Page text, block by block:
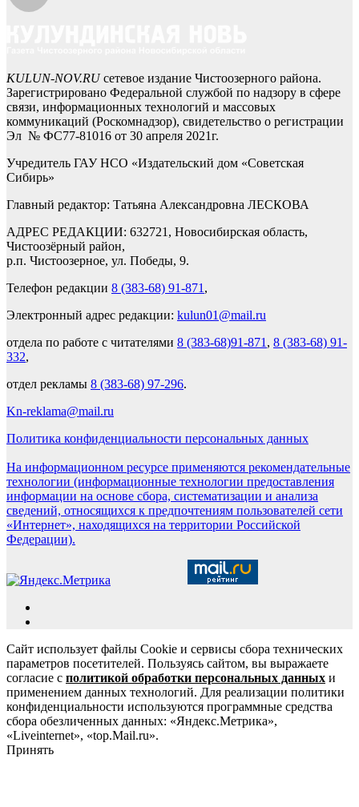
KULUN-NOV.RUсетевое издание Чистоозерного района.
Зарегистрировано Федеральной службой по надзору в сфере
связи, информационных технологий и массовых
коммуникаций (Роскомнадзор), свидетельство о регистрации
Эл № ФС77-81016 от 30 апреля 2021г.
Учредитель ГАУ НСО «Издательский дом «Советская
Сибирь»
Главный редактор: Татьяна Александровна ЛЕСКОВА
АДРЕС РЕДАКЦИИ: 632721, Новосибирская область,
Чистоозёрный район,
р.п. Чистоозерное, ул. Победы, 9.
Телефон редакции 8 (383-68) 91-871 ,
Электронный адрес редакции: kulun01@mail.ru
отдела по работе с читателями 8 (383-68)91-871 , 8 (383-68) 91-
332,
отдел рекламы 8 (383-68) 97-296.
Kn-reklama@mail.ru
Политика конфиденциальности персональных данных
На информационном ресурсе применяются рекомендательные
технологии (информационные технологии предоставления
информации на основе сбора, систематизации и анализа
сведений, относящихся к предпочтениям пользователей сети
«Интернет», находящихся на территории Российской
Федерации).
Сайт использует файлы Cookie и сервисы сбора технических
параметров посетителей. Пользуясь сайтом, вы выражаете
согласие с политикой обработки персональных данных и
применением данных технологий. Для реализации политики
конфиденциальности используются программные средства
сбора обезличенных данных: «Яндекс.Метрика»,
«Liveinternet», «top.Mail.ru».
Принять